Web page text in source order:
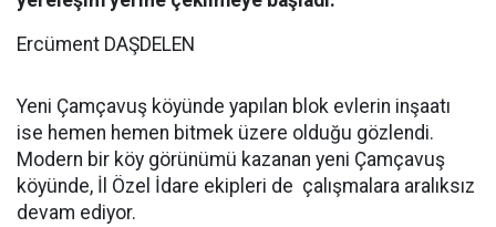
Ercüment DAŞDELEN
Yeni Çamçavuş köyünde yapılan blok evlerin inşaatı
ise hemen hemen bitmek üzere olduğu gözlendi.
Modern bir köy görünümü kazanan yeni Çamçavuş
köyünde, İl Özel İdare ekipleri de çalışmalara aralıksız
devam ediyor.